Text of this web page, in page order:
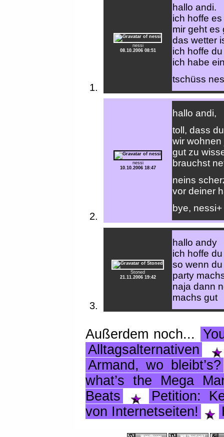
nessi
08.10.2006 08:51
hallo andi.
ich hoffe
mir geht es
das wetter
ich hoffe
ich habe
tschüss
nessi
10.10.2006 18:47
hallo andi,
toll, dass
wir wohnen
gut zu
brauchst
neins
vor deiner
bye,
Stoned
21.11.2006 19:42
hallo andy
ich hoffe
so wenn
party
naja dann
machs gut
Außerdem noch...
Alltagsalternativen
Armand, wo bleibt’s?
what’s the Mega
Beats
Petition:
von Internetseiten!